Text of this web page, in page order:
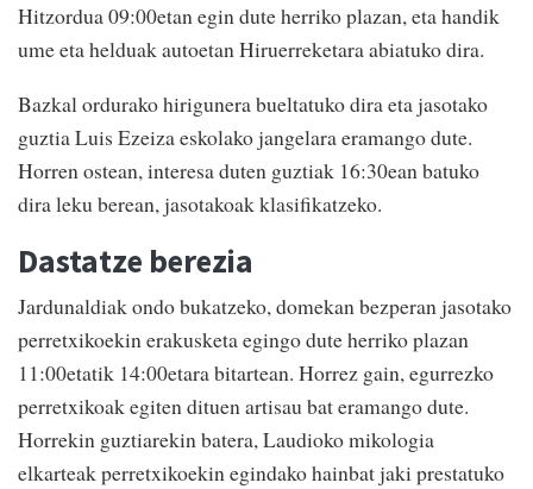
Hitzordua 09:00etan egin dute herriko plazan, eta handik
ume eta helduak autoetan Hiruerreketara abiatuko dira.
Bazkal ordurako hirigunera bueltatuko dira eta jasotako
guztia Luis Ezeiza eskolako jangelara eramango dute.
Horren ostean, interesa duten guztiak 16:30ean batuko
dira leku berean, jasotakoak klasifikatzeko.
Dastatze berezia
Jardunaldiak ondo bukatzeko, domekan bezperan jasotako
perretxikoekin erakusketa egingo dute herriko plazan
11:00etatik 14:00etara bitartean. Horrez gain, egurrezko
perretxikoak egiten dituen artisau bat eramango dute.
Horrekin guztiarekin batera, Laudioko mikologia
elkarteak perretxikoekin egindako hainbat jaki prestatuko